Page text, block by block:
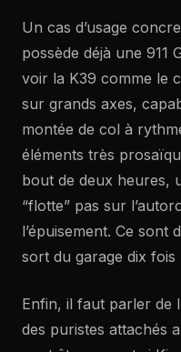
Un cas d’usage
possède déjà une 911
voir la K39 comme le
sur grands axes,
montée de col à
éléments très
bout de deux heures,
“flotte” pas sur
l’épuisement. Ce sont
sort du garage dix
Enfin, il faut parler de
des puristes attachés